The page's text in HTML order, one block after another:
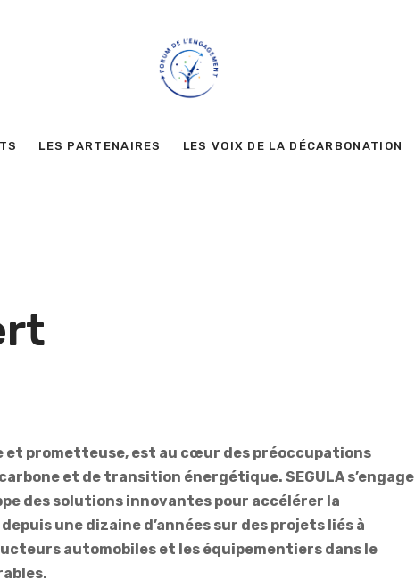
LES PARTENAIRES LES VOIX DE LA DÉCARBONATION
et prometteuse, est au cœur des préoccupations
et de transition énergétique. SEGULA s’engage
des solutions innovantes pour accélérer la
une dizaine d’années sur des projets liés à
automobiles et les équipementiers dans le